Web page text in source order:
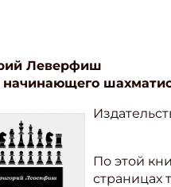
Леверфиш
начинающего
По этой
страницах